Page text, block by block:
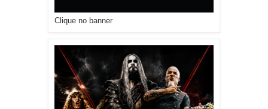
Clique no banner